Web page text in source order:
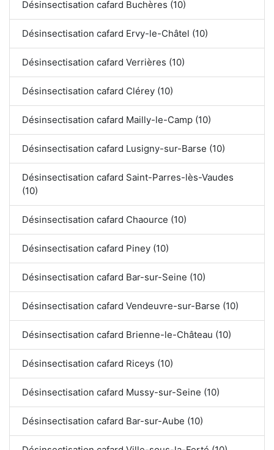
Désinsectisation cafard Buchères (10)
Désinsectisation cafard Ervy-le-Châtel (10)
Désinsectisation cafard Verrières (10)
Désinsectisation cafard Clérey (10)
Désinsectisation cafard Mailly-le-Camp (10)
Désinsectisation cafard Lusigny-sur-Barse (10)
Désinsectisation cafard Saint-Parres-lès-Vaudes
(10)
Désinsectisation cafard Chaource (10)
Désinsectisation cafard Piney (10)
Désinsectisation cafard Bar-sur-Seine (10)
Désinsectisation cafard Vendeuvre-sur-Barse (10)
Désinsectisation cafard Brienne-le-Château (10)
Désinsectisation cafard Riceys (10)
Désinsectisation cafard Mussy-sur-Seine (10)
Désinsectisation cafard Bar-sur-Aube (10)